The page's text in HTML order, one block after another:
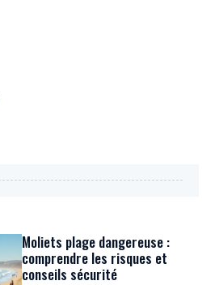
Moliets plage dangereuse :
comprendre les risques et
conseils sécurité